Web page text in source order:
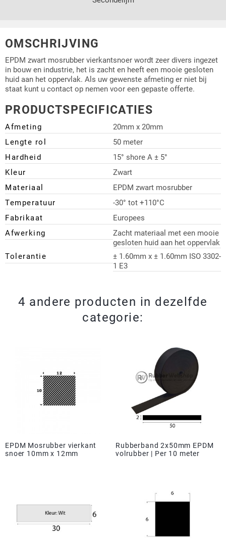
OMSCHRIJVING
EPDM zwart mosrubber vierkantsnoer wordt zeer divers ingezet
in bouw en industrie, het is zacht en heeft een mooie gesloten
huid aan het oppervlak. Als uw gewenste afmeting er niet bij
staat kunt u contact op nemen voor een gepaste offerte.
PRODUCTSPECIFICATIES
Afmeting
20mm x 20mm
Lengte rol
50 meter
Hardheid
15° shore A ± 5°
Kleur
Zwart
Materiaal
EPDM zwart mosrubber
Temperatuur
-30° tot +110°C
Fabrikaat
Europees
Afwerking
Zacht materiaal met een mooie
gesloten huid aan het oppervlak
Tolerantie
± 1.60mm x ± 1.60mm ISO 3302-
1 E3
4 andere producten in dezelfde
categorie:
EPDM Mosrubber vierkant
snoer 10mm x 12mm
Rubberband 2x50mm EPDM
volrubber | Per 10 meter